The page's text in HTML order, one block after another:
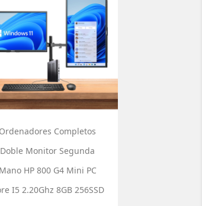
Ordenadores Completos
Doble Monitor Segunda
Mano HP 800 G4 Mini PC
I5 2.20Ghz 8GB 256SSD